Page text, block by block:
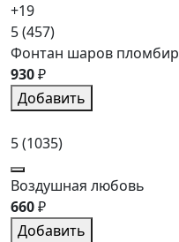
+19
5(457)
Фонтан шаров пломбир
930₽
Добавить
5(1035)
Воздушная любовь
660₽
Добавить